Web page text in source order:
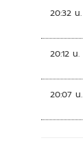
20:32 น.
20:12 น.
20:07 น.